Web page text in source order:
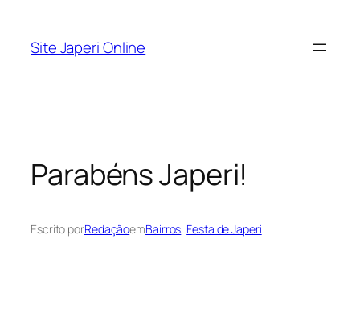
Site Japeri Online
Parabéns Japeri!
Escrito porRedaçãoemBairros, Festa de Japeri